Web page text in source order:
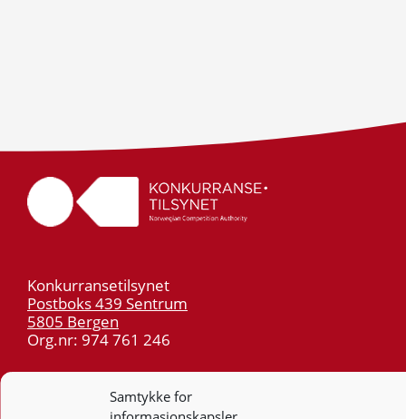
Samtykke for
Konkurransetilsynet
Postboks 439 Sentrum
5805 Bergen
Org.nr: 974 761 246
55 59 75 00
post@kt.no